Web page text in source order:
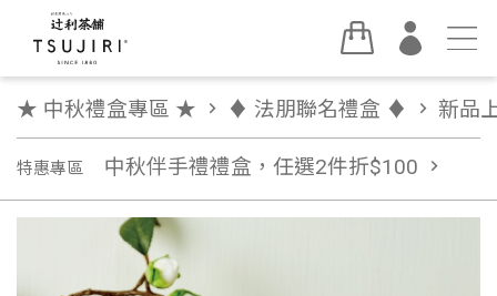
★ 中秋禮盒專區 ★ chevron_right ♦︎ 法朋聯名禮盒 ♦︎ chevron_right 新品
特惠專區 中秋伴手禮禮盒，任選2件折$100 chevron_right